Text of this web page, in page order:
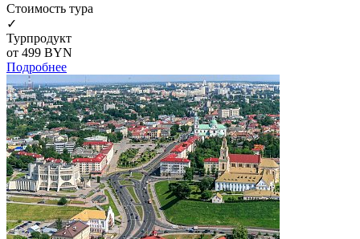
Cтоимость тура
✓
Турпродукт
от 499 BYN
Подробнее